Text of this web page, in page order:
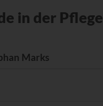
in der Pflege
Marks